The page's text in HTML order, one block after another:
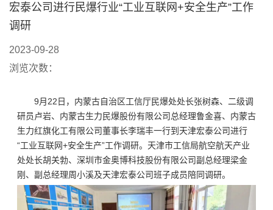
宏泰公司进行民爆行业“工业互联网+安全生产”工作
调研
2023-09-28
浏览次数：
9月22日，内蒙古自治区工信厅民爆处处长张树森、二级调
研员卢岩、内蒙古生力民爆股份有限公司总经理鲁金喜、内蒙古
生力红旗化工有限公司董事长李瑞丰一行到天津宏泰公司进行
“工业互联网+安全生产”工作调研。天津市工信局航空航天产业
处处长胡关勃、深圳市金奥博科技股份有限公司副总经理梁金
刚、副总经理周小溪及天津宏泰公司班子成员陪同调研。